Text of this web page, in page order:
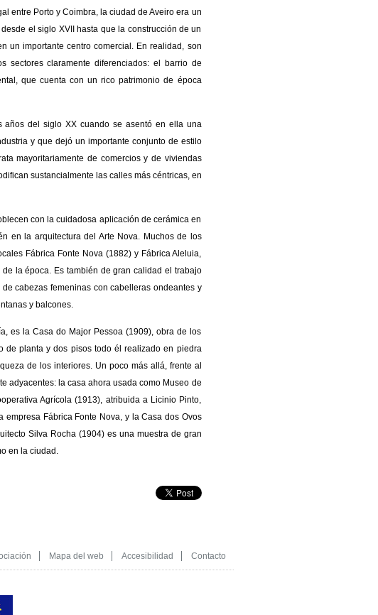
entre Porto y Coimbra, la ciudad de Aveiro era un
el siglo XVII hasta que la construcción de un
un importante centro comercial. En realidad, son
claramente diferenciados: el barrio de
que cuenta con un rico patrimonio de época
años del siglo XX cuando se asentó en ella una
y que dejó un importante conjunto de estilo
mayoritariamente de comercios y de viviendas
sustancialmente las calles más céntricas, en
con la cuidadosa aplicación de cerámica en
en la arquitectura del Arte Nova. Muchos de los
Fábrica Fonte Nova (1882) y Fábrica Aleluia,
la época. Es también de gran calidad el trabajo
cabezas femeninas con cabelleras ondeantes y
y balcones.
es la Casa do Major Pessoa (1909), obra de los
de planta y dos pisos todo él realizado en piedra
de los interiores. Un poco más allá, frente al
adyacentes: la casa ahora usada como Museo de
Agrícola (1913), atribuida a Licinio Pinto,
Fábrica Fonte Nova, y la Casa dos Ovos
Silva Rocha (1904) es una muestra de gran
en la ciudad.
Mapa del web Accesibilidad Contacto